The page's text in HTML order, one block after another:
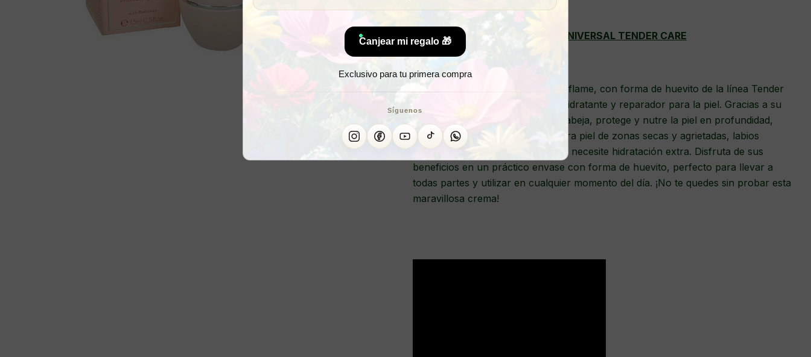
Canjear mi regalo 🎁
Exclusivo para tu primera compra
Síguenos
CREMA UNIVERSAL TENDER CARE
La crema cera de abeja marca Oriflame, con forma de huevito de la línea Tender
Care, es un producto altamente hidratante y reparador para la piel. Gracias a su
fórmula enriquecida con cera de abeja, protege y nutre la piel en profundidad,
dejándola suave y suave. Ideal para piel de zonas secas y agrietadas, labios
resecos o cualquier otra área que necesite hidratación extra. Disfruta de sus
beneficios en un práctico envase con forma de huevito, perfecto para llevar a
todas partes y utilizar en cualquier momento del día. ¡No te quedes sin probar esta
maravillosa crema!